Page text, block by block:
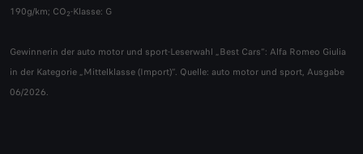
190g/km; CO2-Klasse: G
Gewinnerin der auto motor und sport-Leserwahl „Best Cars“: Alfa Romeo Giulia
in der Kategorie „Mittelklasse (Import)“. Quelle: auto motor und sport, Ausgabe
06/2026.